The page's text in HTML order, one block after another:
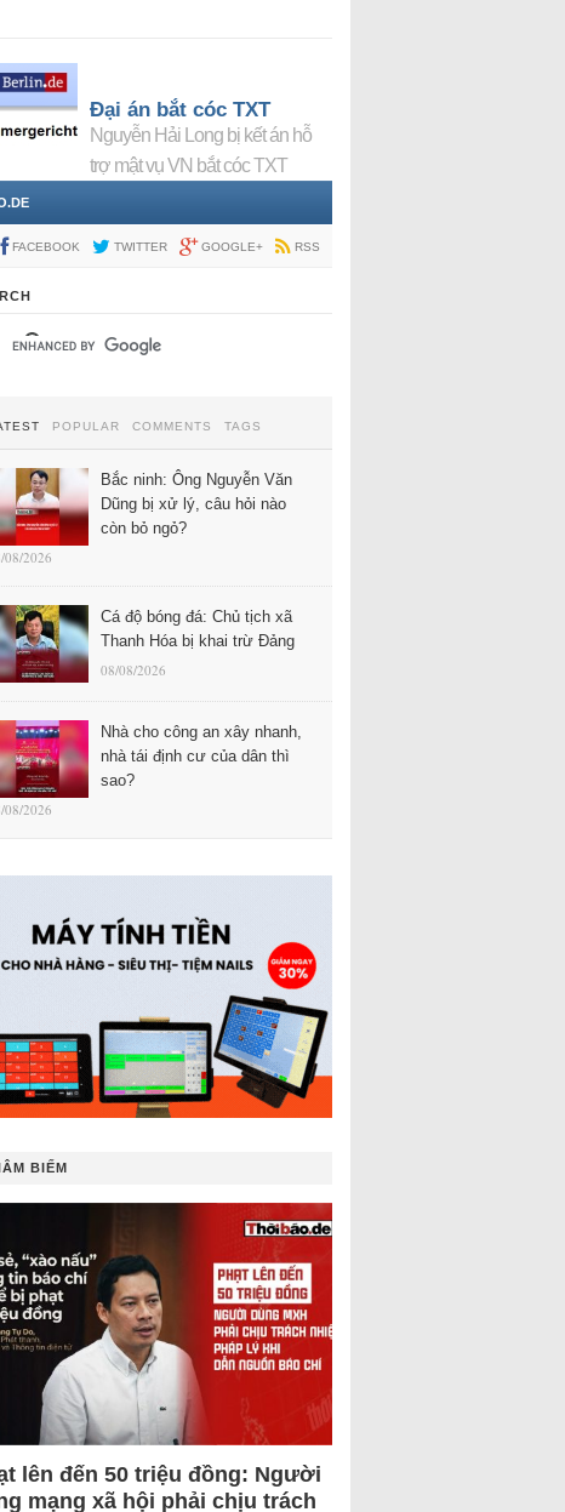
Đại án bắt cóc TXT
Nguyễn Hải Long bị kết án hỗ
trợ mật vụ VN bắt cóc TXT
FACEBOOK TWITTER GOOGLE+ RSS
POPULAR COMMENTS TAGS
Bắc ninh: Ông Nguyễn Văn
Dũng bị xử lý, câu hỏi nào
còn bỏ ngỏ?
08/2026
Cá độ bóng đá: Chủ tịch xã
Thanh Hóa bị khai trừ Đảng
08/08/2026
Nhà cho công an xây nhanh,
nhà tái định cư của dân thì
sao?
08/2026
BIẾM
lên đến 50 triệu đồng: Người
mạng xã hội phải chịu trách